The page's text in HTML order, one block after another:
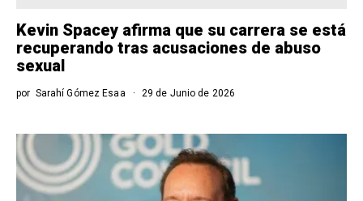
Kevin Spacey afirma que su carrera se está
recuperando tras acusaciones de abuso
sexual
por Sarahí Gómez Esaa 29 de Junio de 2026